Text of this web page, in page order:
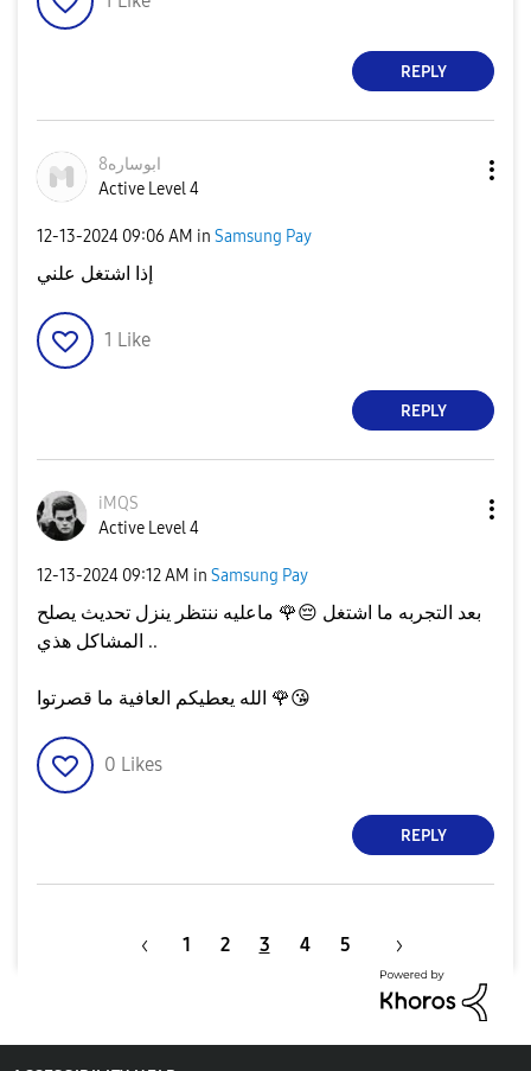
REPLY
ابوساره8
Active Level 4
‎12-13-2024 09:06 AM in Samsung Pay
إذا اشتغل علني
1 Like
REPLY
iMQS
Active Level 4
‎12-13-2024 09:12 AM in Samsung Pay
بعد التجربه ما اشتغل 😔
🌹 ماعليه ننتظر ينزل تحديث يصلح
المشاكل هذي ..
🌹😘
0 Likes
REPLY
1 2 3 4 5